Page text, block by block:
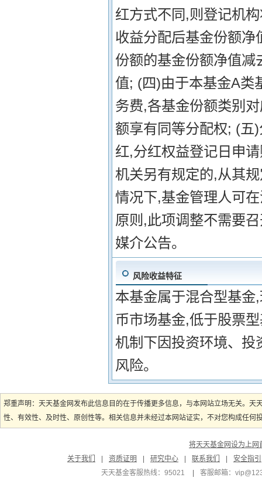
红方式不同,则登记机
收益分配后基金份额
份额的基金份额净值
值; (四)由于本基金A类
务费,各基金份额类别
额享有同等分配权; (五
红,分红权益登记日申
机关另有规定的,从其
情况下,基金管理人可
原则,此项调整不需要
媒介公告。
风险收益特征
本基金属于混合型基
币市场基金,低于股票
机制下因投资环境、
风险。
郑重声明：天天基金网发布此信息目的在于传播更多信息，与本网站立场无关。
性、有效性、及时性、原创性等。相关信息并未经过本网站证实，不对您构成任
将天天基金网设为上网
关于我们
资质证明 研究中心 联系我们
安全指引
天天基金客服热线：95021
客服邮箱：